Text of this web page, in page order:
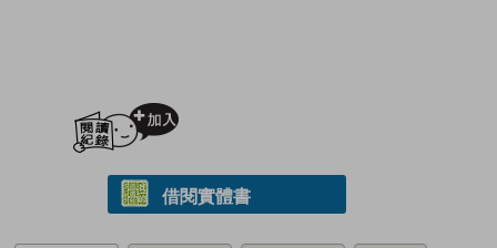
借閱實體書